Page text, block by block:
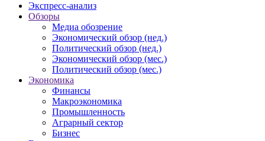
Экспресс-анализ
Обзоры
Медиа обозрение
Экономический обзор (нед.)
Политический обзор (нед.)
Экономический обзор (мес.)
Политический обзор (мес.)
Экономика
Финансы
Макроэкономика
Промышленность
Аграрный сектор
Бизнес